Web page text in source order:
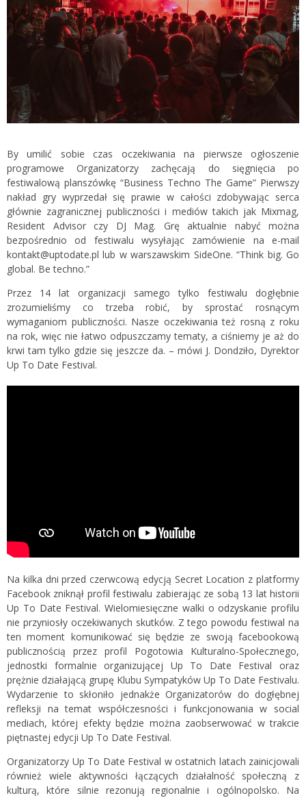
By umilić sobie czas oczekiwania na pierwsze ogłoszenie
programowe Organizatorzy zachęcają do sięgnięcia po
festiwalową planszówkę “Business Techno The Game” Pierwszy
nakład gry wyprzedał się prawie w całości zdobywając serca
głównie zagranicznej publiczności i mediów takich jak Mixmag,
Resident Advisor czy DJ Mag. Grę aktualnie nabyć można
bezpośrednio od festiwalu wysyłając zamówienie na e-mail
kontakt@uptodate.pl lub w warszawskim SideOne. “Think big. Go
global. Be techno.”
Przez 14 lat organizacji samego tylko festiwalu dogłębnie
zrozumieliśmy co trzeba robić, by sprostać rosnącym
wymaganiom publiczności. Nasze oczekiwania też rosną z roku
na rok, więc nie łatwo odpuszczamy tematy, a ciśniemy je aż do
krwi tam tylko gdzie się jeszcze da. – mówi J. Dondziło, Dyrektor
Up To Date Festival.
Na kilka dni przed czerwcową edycją Secret Location z platformy
Facebook zniknął profil festiwalu zabierając ze sobą 13 lat historii
Up To Date Festival. Wielomiesięczne walki o odzyskanie profilu
nie przyniosły oczekiwanych skutków. Z tego powodu festiwal na
ten moment komunikować się będzie ze swoją facebookową
publicznością przez profil Pogotowia Kulturalno-Społecznego,
jednostki formalnie organizującej Up To Date Festival oraz
prężnie działającą grupę Klubu Sympatyków Up To Date Festivalu.
Wydarzenie to skłoniło jednakże Organizatorów do dogłębnej
refleksji na temat współczesności i funkcjonowania w social
mediach, której efekty będzie można zaobserwować w trakcie
piętnastej edycji Up To Date Festival.
Organizatorzy Up To Date Festival w ostatnich latach zainicjowali
również wiele aktywności łączących działalność społeczną z
kulturą, które silnie rezonują regionalnie i ogólnopolsko. Na